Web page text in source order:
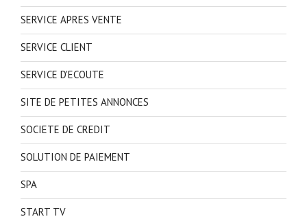
SERVICE APRES VENTE
SERVICE CLIENT
SERVICE D'ECOUTE
SITE DE PETITES ANNONCES
SOCIETE DE CREDIT
SOLUTION DE PAIEMENT
SPA
START TV